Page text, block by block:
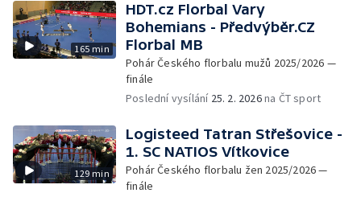
165 min
HDT.cz Florbal Vary
Bohemians - Předvýběr.CZ
Florbal MB
Pohár Českého florbalu mužů 2025/2026 —
finále
Poslední vysílání 25. 2. 2026na ČT sport
129 min
Logisteed Tatran Střešovice -
1. SC NATIOS Vítkovice
Pohár Českého florbalu žen 2025/2026 —
finále